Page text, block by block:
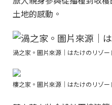
土地的感動。
渦之家。圖片來源｜はたけのリゾー
樓之家。圖片來源｜はたけのリゾー